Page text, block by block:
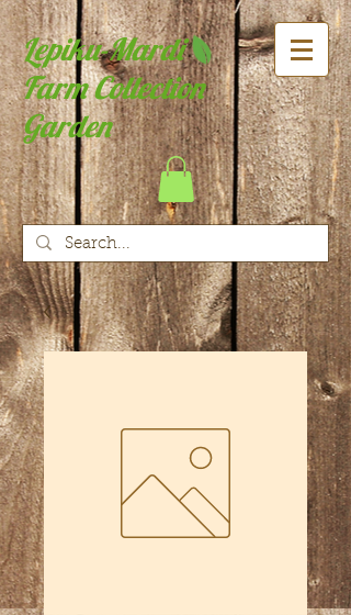
Lepiku-Mardi
Farm Collection
Garden